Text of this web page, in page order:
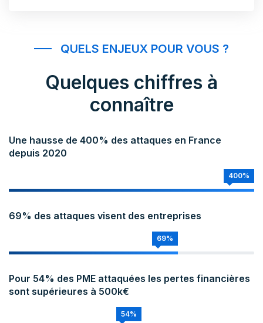
QUELS ENJEUX POUR VOUS ?
Quelques chiffres à
connaître
Une hausse de 400% des attaques en France
depuis 2020
400%
69% des attaques visent des entreprises
69%
Pour 54% des PME attaquées les pertes financières
sont supérieures à 500k€
54%